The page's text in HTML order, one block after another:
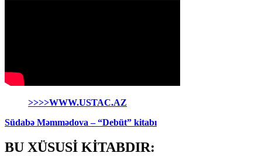
>>>>WWW.USTAC.AZ
Südabə Məmmədova – “Debüt” kitabı
BU XÜSUSİ KİTABDIR: